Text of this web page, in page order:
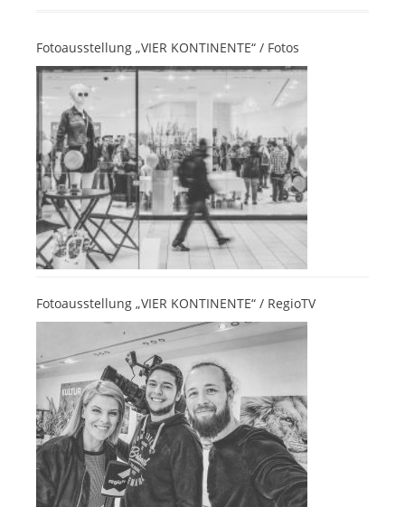
Fotoausstellung „VIER KONTINENTE“ / Fotos
Fotoausstellung „VIER KONTINENTE“ / RegioTV